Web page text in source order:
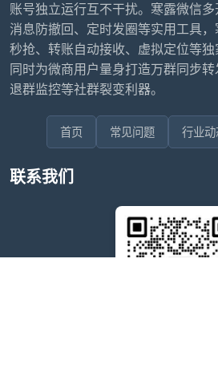
账号独立运行互不干扰。寒露微信多
消息防撤回、定时发圈等实用工具
秒抢、转账自动接收、虚拟定位等
同时为微商用户量身打造万群同步转
退群监控等社群裂变利器。
首页 常见问题 行业动
联系我们